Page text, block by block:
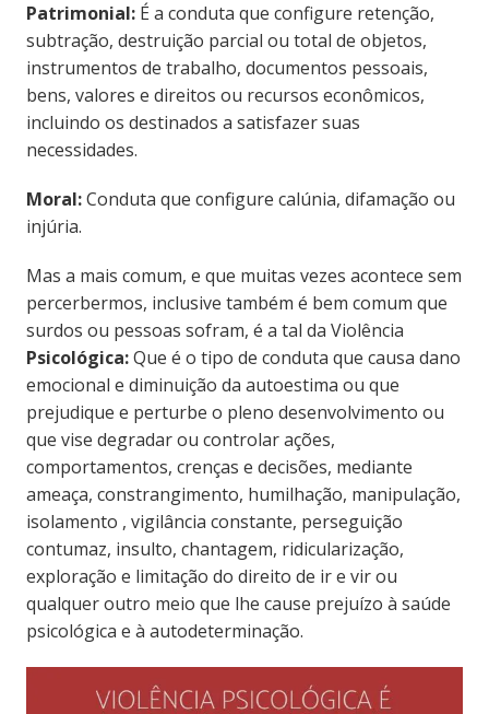
Patrimonial: É a conduta que configure retenção,
subtração, destruição parcial ou total de objetos,
instrumentos de trabalho, documentos pessoais,
bens, valores e direitos ou recursos econômicos,
incluindo os destinados a satisfazer suas
necessidades.
Moral:Conduta que configure calúnia, difamação ou
injúria.
Mas a mais comum, e que muitas vezes acontece sem
percerbermos, inclusive também é bem comum que
surdos ou pessoas sofram, é a tal da Violência
Psicológica:Que é o tipo de conduta que causa dano
emocional e diminuição da autoestima ou que
prejudique e perturbe o pleno desenvolvimento ou
que vise degradar ou controlar ações,
comportamentos, crenças e decisões, mediante
ameaça, constrangimento, humilhação, manipulação,
isolamento , vigilância constante, perseguição
contumaz, insulto, chantagem, ridicularização,
exploração e limitação do direito de ir e vir ou
qualquer outro meio que lhe cause prejuízo à saúde
psicológica e à autodeterminação.